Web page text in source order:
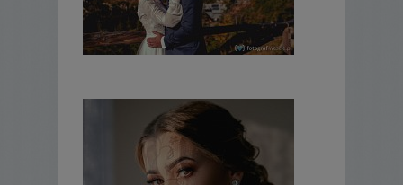
Cena: 2.600 zł
- zdjęcie grupowe
- przyjęcie do godz. 1.30